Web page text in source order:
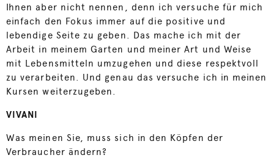
Ihnen aber nicht nennen, denn ich versuche für mich
einfach den Fokus immer auf die positive und
lebendige Seite zu geben. Das mache ich mit der
Arbeit in meinem Garten und meiner Art und Weise
mit Lebensmitteln umzugehen und diese respektvoll
zu verarbeiten. Und genau das versuche ich in meinen
Kursen weiterzugeben.
VIVANI
Was meinen Sie, muss sich in den Köpfen der
Verbraucher ändern?